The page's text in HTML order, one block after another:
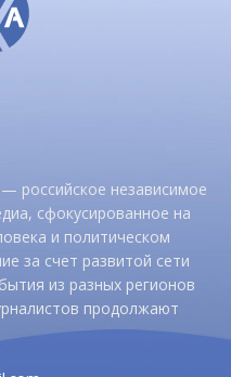
российское независимое
сфокусированное на
и политическом
за счет развитой сети
из разных регионов
продолжают